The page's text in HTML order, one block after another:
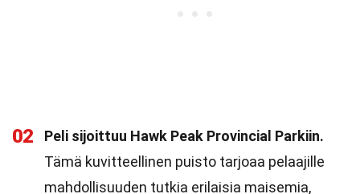
02
Peli sijoittuu Hawk Peak Provincial Parkiin.
Tämä kuvitteellinen puisto tarjoaa pelaajille
mahdollisuuden tutkia erilaisia maisemia,